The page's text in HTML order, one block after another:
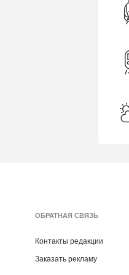
ОБРАТНАЯ СВЯЗЬ
Контакты редакции
Заказать рекламу